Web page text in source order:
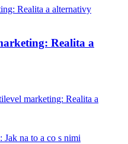
Realita a
marketing: Realita a